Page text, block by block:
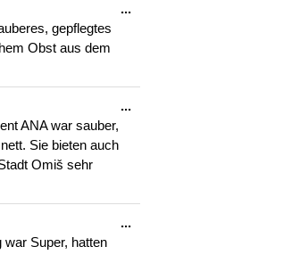
gepflegtes
Obst aus dem
...
ANA war sauber,
Sie bieten auch
Omiš sehr
...
war Super, hatten
...